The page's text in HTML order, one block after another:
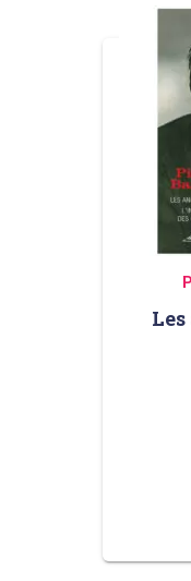
Les